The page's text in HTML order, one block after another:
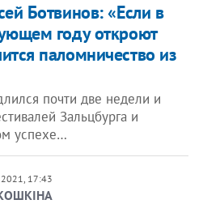
Ботвинов: «Если в
году откроют
паломничество из
почти две недели и
Зальцбурга и
успехе…
17:43